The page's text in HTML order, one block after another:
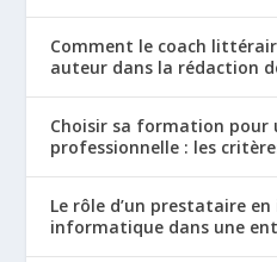
Comment le coach
auteur dans la rédaction
Choisir sa formation pour
professionnelle : les
Le rôle d’un prestataire
informatique dans une